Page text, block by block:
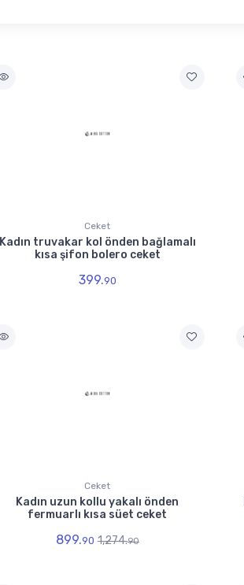
Ceket
Kadın truvakar kol önden bağlamalı
kısa şifon bolero ceket
399.90
Ceket
Kadın uzun kollu yakalı önden
fermuarlı kısa süet ceket
899.90 1,274.90